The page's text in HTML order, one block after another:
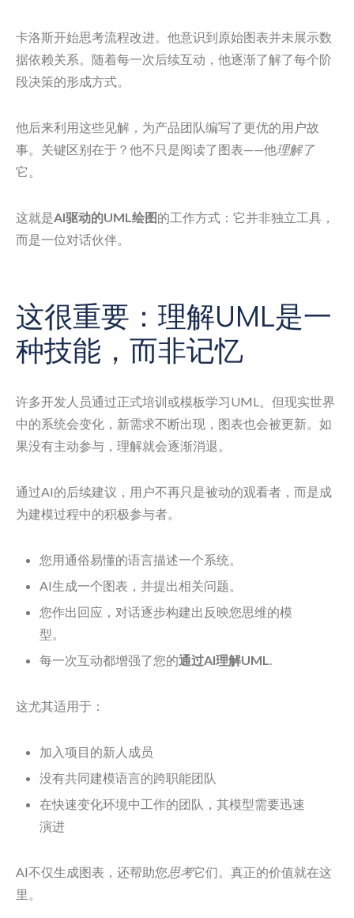
卡洛斯开始思考流程改进。他意识到原始图表并未展示数
据依赖关系。随着每一次后续互动，他逐渐了解了每个阶
段决策的形成方式。
他后来利用这些见解，为产品团队编写了更优的用户故
事。关键区别在于？他不只是阅读了图表——他理解了
它。
这就是AI驱动的UML绘图的工作方式：它并非独立工具，
而是一位对话伙伴。
这很重要：理解UML是一
种技能，而非记忆
许多开发人员通过正式培训或模板学习UML。但现实世界
中的系统会变化，新需求不断出现，图表也会被更新。如
果没有主动参与，理解就会逐渐消退。
通过AI的后续建议，用户不再只是被动的观看者，而是成
为建模过程中的积极参与者。
您用通俗易懂的语言描述一个系统。
AI生成一个图表，并提出相关问题。
您作出回应，对话逐步构建出反映您思维的模
型。
每一次互动都增强了您的通过AI理解UML.
这尤其适用于：
加入项目的新人成员
没有共同建模语言的跨职能团队
在快速变化环境中工作的团队，其模型需要迅速
演进
AI不仅生成图表，还帮助您思考它们。真正的价值就在这
里。